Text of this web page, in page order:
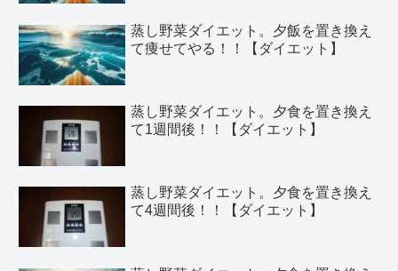
蒸し野菜ダイエット。夕飯を置き換え
て痩せてやる！！【ダイエット】
蒸し野菜ダイエット。夕食を置き換え
て1週間後！！【ダイエット】
蒸し野菜ダイエット。夕食を置き換え
て4週間後！！【ダイエット】